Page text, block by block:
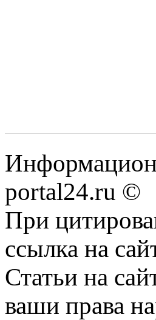
portal24.ru ©
При
ссылка на
Статьи на
ваши права